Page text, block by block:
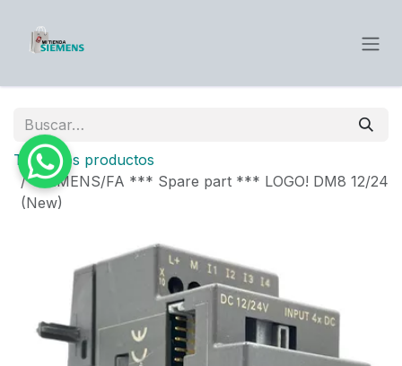
Todos los productos
SIEMENS/FA *** Spare part *** LOGO! DM8 12/24
(New)